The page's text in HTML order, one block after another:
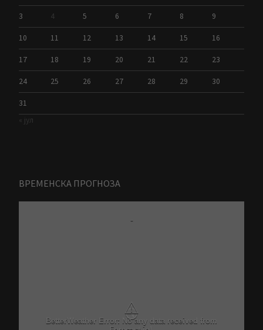
3 4 5 6 7 8 9
10 11 12 13 14 15 16
17 18 19 20 21 22 23
24 25 26 27 28 29 30
31
« јул
ВРЕМЕНСКА ПРОГНОЗА
-
⚠
Critical problem in Better Weather Ajax calls